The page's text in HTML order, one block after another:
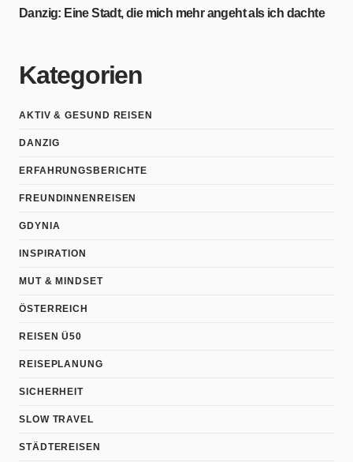
Danzig: Eine Stadt, die mich mehr angeht als ich dachte
Kategorien
AKTIV & GESUND REISEN
DANZIG
ERFAHRUNGSBERICHTE
FREUNDINNENREISEN
GDYNIA
INSPIRATION
MUT & MINDSET
ÖSTERREICH
REISEN Ü50
REISEPLANUNG
SICHERHEIT
SLOW TRAVEL
STÄDTEREISEN